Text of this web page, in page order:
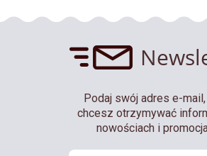
Podaj swój adres e-
chcesz otrzymywać
nowościach i